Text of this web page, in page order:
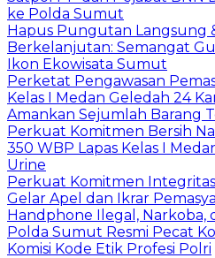
ke Polda Sumut
Hapus Pungutan Langsung
Berkelanjutan: Semangat
Ikon Ekowisata Sumut
Perketat Pengawasan
Kelas I Medan Geledah 24
Amankan Sejumlah Barang
Perkuat Komitmen Bersih
350 WBP Lapas Kelas I
Urine
Perkuat Komitmen
Gelar Apel dan Ikrar
Handphone Ilegal, Narkoba,
Polda Sumut Resmi Pecat
Komisi Kode Etik Profesi Polri